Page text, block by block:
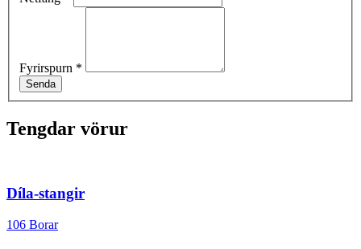
Fyrirspurn *
Senda
Tengdar vörur
Díla-stangir
106 Borar